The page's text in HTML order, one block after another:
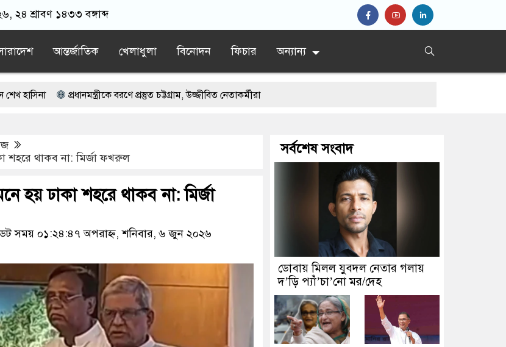
২৪ শ্রাবণ ১৪৩৩ বঙ্গাব্দ
আন্তর্জাতিক খেলাধুলা বিনোদন ফিচার অন্যান্য
প্রধানমন্ত্রীকে বরণে প্রস্তুত চট্টগ্রাম, উজ্জীবিত নেতাকর্মীরা
আশা
যুক্তরাষ্ট্র
থাকব না: মির্জা ফখরুল
ঢাকা শহরে থাকব না: মির্জা
সময় ০১:২৪:৪৭ অপরাহ্ন, শনিবার, ৬ জুন ২০২৬
সর্বশেষ সংবাদ
ডোবায় মিলল যুবদল নেতার গলায়
দ’ড়ি প্যাঁ’চা’নো মর/দেহ